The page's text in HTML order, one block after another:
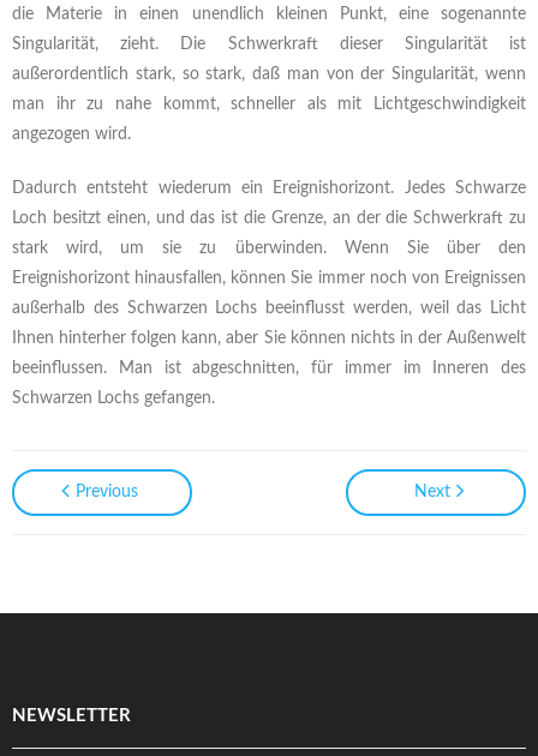
die Materie in einen unendlich kleinen Punkt, eine sogenannte
Singularität, zieht. Die Schwerkraft dieser Singularität ist
außerordentlich stark, so stark, daß man von der Singularität, wenn
man ihr zu nahe kommt, schneller als mit Lichtgeschwindigkeit
angezogen wird.
Dadurch entsteht wiederum ein Ereignishorizont. Jedes Schwarze
Loch besitzt einen, und das ist die Grenze, an der die Schwerkraft zu
stark wird, um sie zu überwinden. Wenn Sie über den
Ereignishorizont hinausfallen, können Sie immer noch von Ereignissen
außerhalb des Schwarzen Lochs beeinflusst werden, weil das Licht
Ihnen hinterher folgen kann, aber Sie können nichts in der Außenwelt
beeinflussen. Man ist abgeschnitten, für immer im Inneren des
Schwarzen Lochs gefangen.
Previous Next
NEWSLETTER